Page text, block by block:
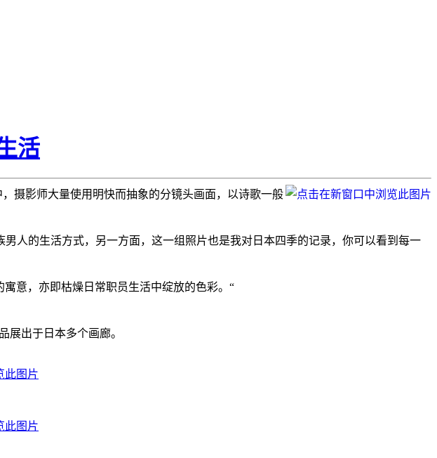
活
摄影师大量使用明快而抽象的分镜头画面，以诗歌一般
男人的生活方式，另一方面，这一组照片也是我对日本四季的记录，你可以看到每一
意，亦即枯燥日常职员生活中绽放的色彩。“
展出于日本多个画廊。